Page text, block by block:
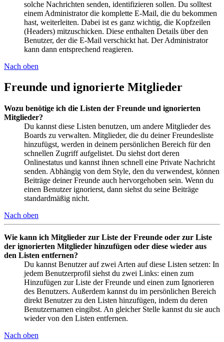
solche Nachrichten senden, identifizieren sollen. Du solltest
einem Administrator die komplette E-Mail, die du bekommen
hast, weiterleiten. Dabei ist es ganz wichtig, die Kopfzeilen
(Headers) mitzuschicken. Diese enthalten Details über den
Benutzer, der die E-Mail verschickt hat. Der Administrator
kann dann entsprechend reagieren.
Nach oben
Freunde und ignorierte Mitglieder
Wozu benötige ich die Listen der Freunde und ignorierten
Mitglieder?
Du kannst diese Listen benutzen, um andere Mitglieder des
Boards zu verwalten. Mitglieder, die du deiner Freundesliste
hinzufügst, werden in deinem persönlichen Bereich für den
schnellen Zugriff aufgelistet. Du siehst dort deren
Onlinestatus und kannst ihnen schnell eine Private Nachricht
senden. Abhängig von dem Style, den du verwendest, können
Beiträge deiner Freunde auch hervorgehoben sein. Wenn du
einen Benutzer ignorierst, dann siehst du seine Beiträge
standardmäßig nicht.
Nach oben
Wie kann ich Mitglieder zur Liste der Freunde oder zur Liste
der ignorierten Mitglieder hinzufügen oder diese wieder aus
den Listen entfernen?
Du kannst Benutzer auf zwei Arten auf diese Listen setzen: In
jedem Benutzerprofil siehst du zwei Links: einen zum
Hinzufügen zur Liste der Freunde und einen zum Ignorieren
des Benutzers. Außerdem kannst du im persönlichen Bereich
direkt Benutzer zu den Listen hinzufügen, indem du deren
Benutzernamen eingibst. An gleicher Stelle kannst du sie auch
wieder von den Listen entfernen.
Nach oben